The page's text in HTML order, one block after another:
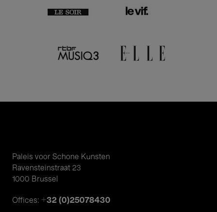
Paleis voor Schone Kunsten
Ravensteinstraat 23
1000 Brussel
Offices: +32 (0)25078430